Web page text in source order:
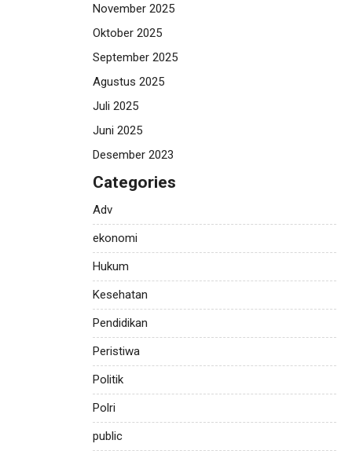
November 2025
Oktober 2025
September 2025
Agustus 2025
Juli 2025
Juni 2025
Desember 2023
Categories
Adv
ekonomi
Hukum
Kesehatan
Pendidikan
Peristiwa
Politik
Polri
public